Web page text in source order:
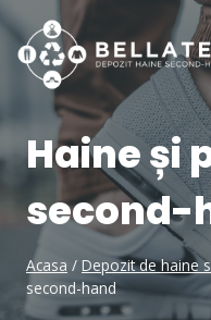
Skip
content
Haine și
second-
Acasa / Depozit de haine
second-hand